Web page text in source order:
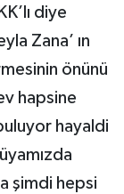
diye
Zana’ ın
önünü
hapsine
hayaldi
şimdi hepsi